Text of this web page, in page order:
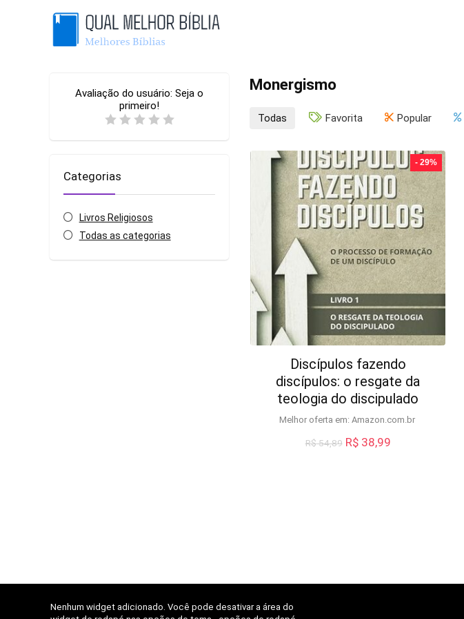
Monergismo
Avaliação do usuário: Seja o
primeiro!
Categorias
Livros Religiosos
Todas as categorias
Todas Favorita Popular
- 29%
Discípulos fazendo
discípulos: o resgate da
teologia do discipulado
Melhor oferta em: Amazon.com.br
R$54,89 O
R$38,99O
Nenhum widget adicionado. Você pode desativar a área do